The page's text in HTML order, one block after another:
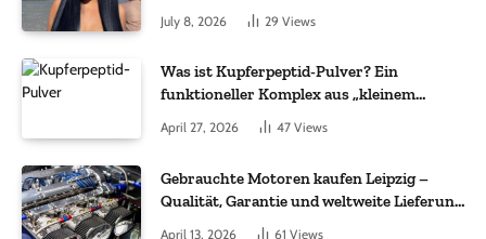
July 8, 2026 29 Views
Was ist Kupferpeptid-Pulver? Ein
funktioneller Komplex aus „kleinem
Molekül + Metall“
April 27, 2026 47 Views
Gebrauchte Motoren kaufen Leipzig –
Qualität, Garantie und weltweite Lieferung
April 13, 2026 61 Views